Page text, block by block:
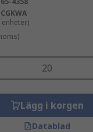
Lägg i korgen
Datablad